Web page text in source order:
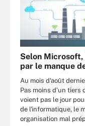
Selon Microsoft,
par le manque
Au mois d'août
Pas moins d'un tiers
voient pas le jour
de l'informatique, le
organisation mal